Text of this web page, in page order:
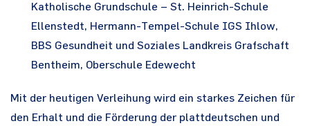
Katholische Grundschule – St. Heinrich-Schule
Ellenstedt, Hermann-Tempel-Schule IGS Ihlow,
BBS Gesundheit und Soziales Landkreis Grafschaft
Bentheim, Oberschule Edewecht
Mit der heutigen Verleihung wird ein starkes Zeichen für
den Erhalt und die Förderung der plattdeutschen und